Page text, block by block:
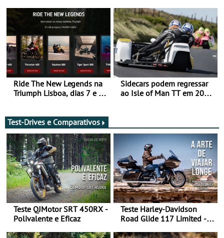
ganhar
Ride The New Legends na
Triumph Lisboa, dias 7 e 8
Sidecars podem regressar
ao Isle of Man TT em 2027
Test-Drives e Comparativos
Teste QJMotor SRT 450RX -
Polivalente e Eficaz
Teste Harley-Davidson
Road Glide 117 Limited - A